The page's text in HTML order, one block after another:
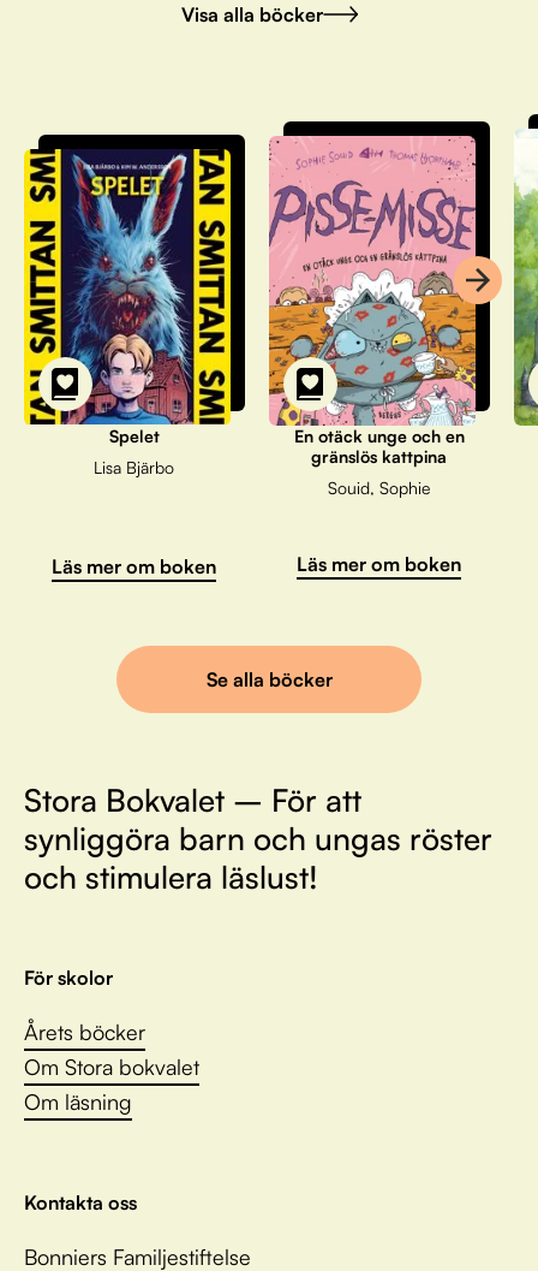
Visa alla böcker
Spelet
Lisa Bjärbo
Läs mer om boken
En otäck unge och en
gränslös kattpina
Souid, Sophie
Läs mer om boken
Se alla böcker
Stora Bokvalet – För att
synliggöra barn och ungas röster
och stimulera läslust!
För skolor
Årets böcker
Om Stora bokvalet
Om läsning
Kontakta oss
Bonniers Familjestiftelse